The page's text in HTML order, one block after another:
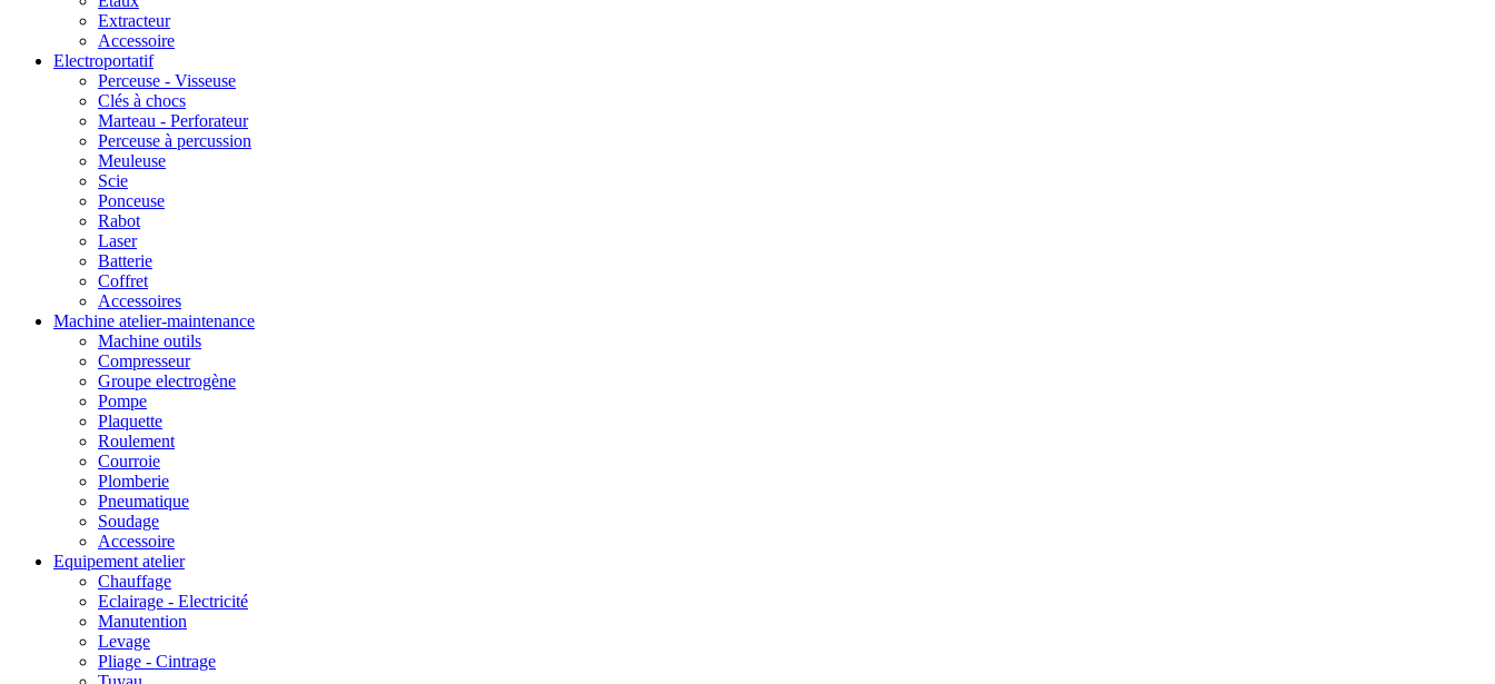
Extracteur
Accessoire
Electroportatif
Perceuse - Visseuse
Clés à chocs
Marteau - Perforateur
Perceuse à percussion
Meuleuse
Scie
Ponceuse
Rabot
Laser
Batterie
Coffret
Accessoires
Machine atelier-maintenance
Machine outils
Compresseur
Groupe electrogène
Pompe
Plaquette
Roulement
Courroie
Plomberie
Pneumatique
Soudage
Accessoire
Equipement atelier
Chauffage
Eclairage - Electricité
Manutention
Levage
Pliage - Cintrage